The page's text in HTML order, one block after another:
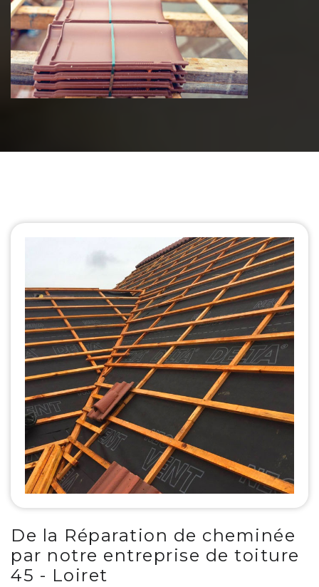
Changement de toiture
De la Réparation de cheminée
par notre entreprise de toiture
45 - Loiret